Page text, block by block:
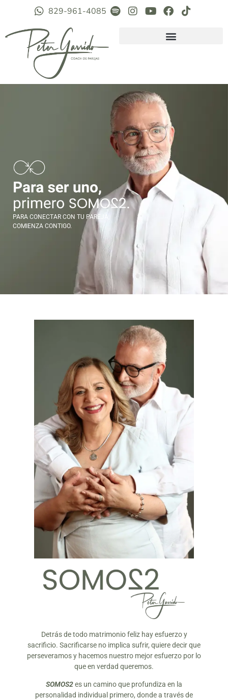
829-961-4085
PARA CONECTAR CON TU PAREJA,
COMIENZA CONTIGO.
Detrás de todo matrimonio feliz hay esfuerzo y
sacrificio. Sacrificarse no implica sufrir, quiere decir que
perseveramos y hacemos nuestro mejor esfuerzo por lo
que en verdad queremos.
SOMOS2es un camino que profundiza en la
personalidad individual primero, donde a través de